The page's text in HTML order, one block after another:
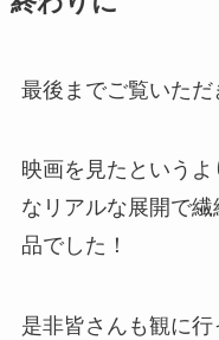
最後までご覧いただ
映画を見たという
なリアルな展開で
品でした！
是非皆さんも観に行